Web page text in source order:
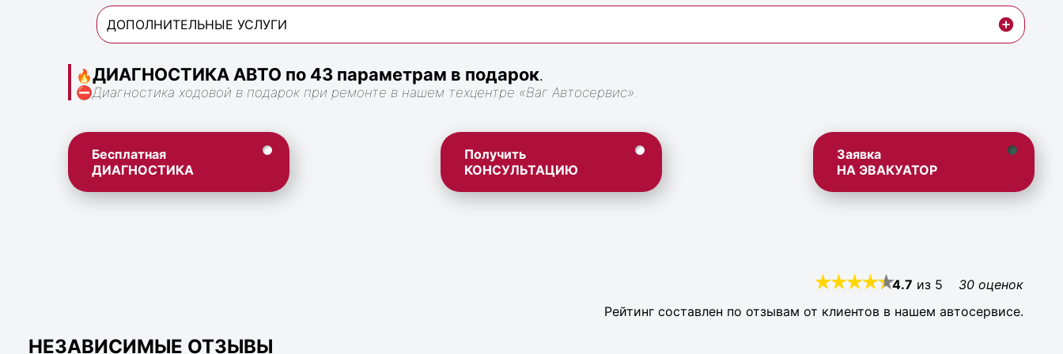
ДОПОЛНИТЕЛЬНЫЕ УСЛУГИ
🔥ДИАГНОСТИКА АВТО по 43 параметрам в подарок.
⛔Диагностика ходовой в подарок при ремонте в нашем техцентре «Ваг Автосервис».
Бесплатная
ДИАГНОСТИКА
Получить
КОНСУЛЬТАЦИЮ
Заявка
НА ЭВАКУАТОР
4.7 из 5 30 оценок
Рейтинг составлен по отзывам от клиентов в нашем автосервисе.
НЕЗАВИСИМЫЕ ОТЗЫВЫ